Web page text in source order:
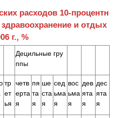
расходов 10-процентн
и отдых
г., %
Децильные гру
ппы
тр
ет
ья
четв
ерта
я
пя
та
я
ше
ста
я
сед
ьма
я
вос
ьма
я
дев
ята
я
дес
ята
я